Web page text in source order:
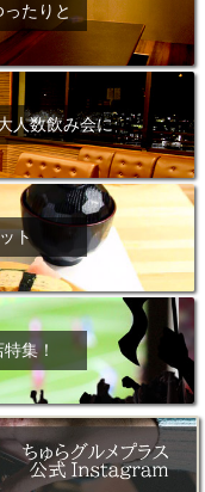
たりと
人数飲み会に
ト
集！